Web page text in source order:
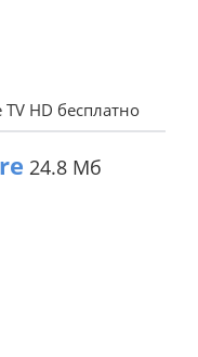
HD бесплатно
24.8 Мб